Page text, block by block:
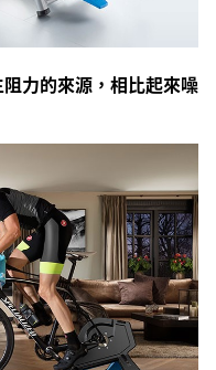
力的來源，相比起來噪